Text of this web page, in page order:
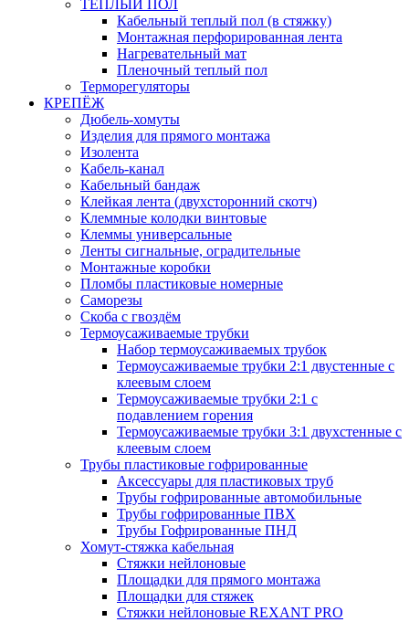
ТЕПЛЫЙ ПОЛ
Кабельный теплый пол (в стяжку)
Монтажная перфорированная лента
Нагревательный мат
Пленочный теплый пол
Терморегуляторы
КРЕПЁЖ
Дюбель-хомуты
Изделия для прямого монтажа
Изолента
Кабель-канал
Кабельный бандаж
Клейкая лента (двухсторонний скотч)
Клеммные колодки винтовые
Клеммы универсальные
Ленты сигнальные, оградительные
Монтажные коробки
Пломбы пластиковые номерные
Саморезы
Скоба с гвоздём
Термоусаживаемые трубки
Набор термоусаживаемых трубок
Термоусаживаемые трубки 2:1 двустенные с
клеевым слоем
Термоусаживаемые трубки 2:1 с
подавлением горения
Термоусаживаемые трубки 3:1 двухстенные с
клеевым слоем
Трубы пластиковые гофрированные
Аксессуары для пластиковых труб
Трубы гофрированные автомобильные
Трубы гофрированные ПВХ
Трубы Гофрированные ПНД
Хомут-стяжка кабельная
Cтяжки нейлоновые
Площадки для прямого монтажа
Площадки для стяжек
Стяжки нейлоновые REXANT PRO